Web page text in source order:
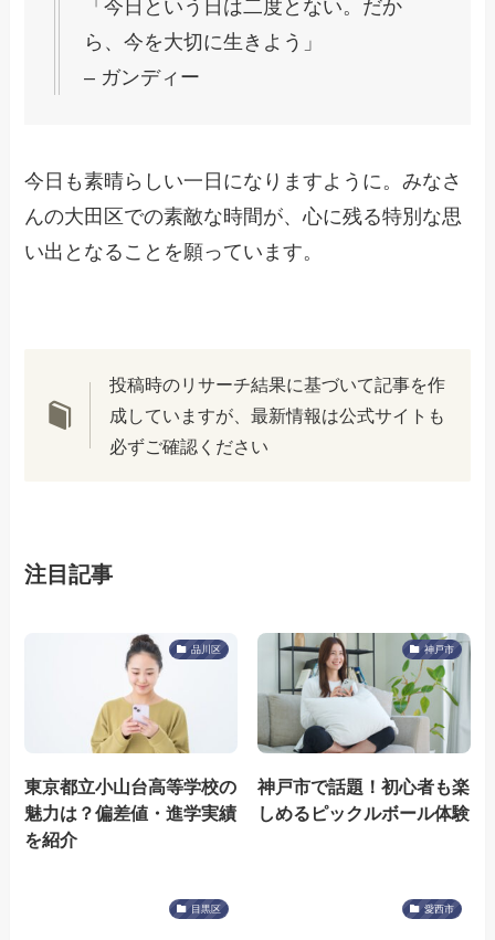
「今日という日は二度とない。だか
ら、今を大切に生きよう」
– ガンディー
今日も素晴らしい一日になりますように。みなさ
んの大田区での素敵な時間が、心に残る特別な思
い出となることを願っています。
投稿時のリサーチ結果に基づいて記事を作
成していますが、最新情報は公式サイトも
必ずご確認ください
注目記事
品川区
東京都立小山台高等学校の
魅力は？偏差値・進学実績
を紹介
神戸市
神戸市で話題！初心者も楽
しめるピックルボール体験
目黒区 愛西市